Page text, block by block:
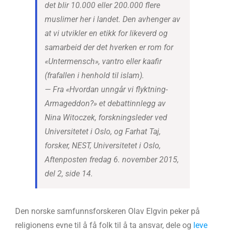
det blir 10.000 eller 200.000 flere
muslimer her i landet. Den avhenger av
at vi utvikler en etikk for likeverd og
samarbeid der det hverken er rom for
«Untermensch», vantro eller kaafir
(frafallen i henhold til islam).
— Fra «Hvordan unngår vi flyktning-
Armageddon?» et debattinnlegg av
Nina Witoczek, forskningsleder ved
Universitetet i Oslo, og Farhat Taj,
forsker, NEST, Universitetet i Oslo,
Aftenposten fredag 6. november 2015,
del 2, side 14.
Den norske samfunnsforskeren Olav Elgvin peker på
religionens evne til å få folk til å ta ansvar, dele og leve